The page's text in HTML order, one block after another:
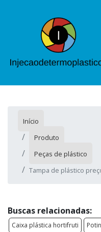
Início
Produto
Peças de plástico
Tampa de plástico
Buscas relacionadas:
Caixa plástica hortifruti